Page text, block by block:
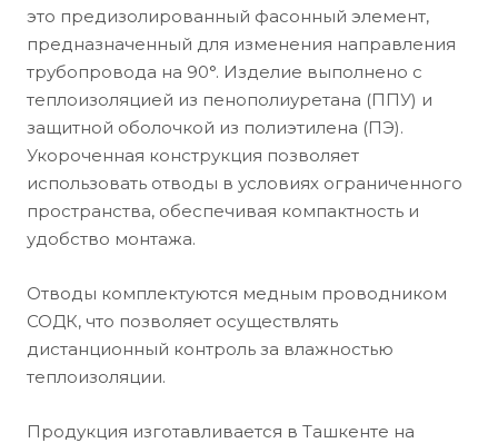
это предизолированный фасонный элемент,
предназначенный для изменения направления
трубопровода на 90°. Изделие выполнено с
теплоизоляцией из пенополиуретана (ППУ) и
защитной оболочкой из полиэтилена (ПЭ).
Укороченная конструкция позволяет
использовать отводы в условиях ограниченного
пространства, обеспечивая компактность и
удобство монтажа.
Отводы комплектуются медным проводником
СОДК, что позволяет осуществлять
дистанционный контроль за влажностью
теплоизоляции.
Продукция изготавливается в Ташкенте на